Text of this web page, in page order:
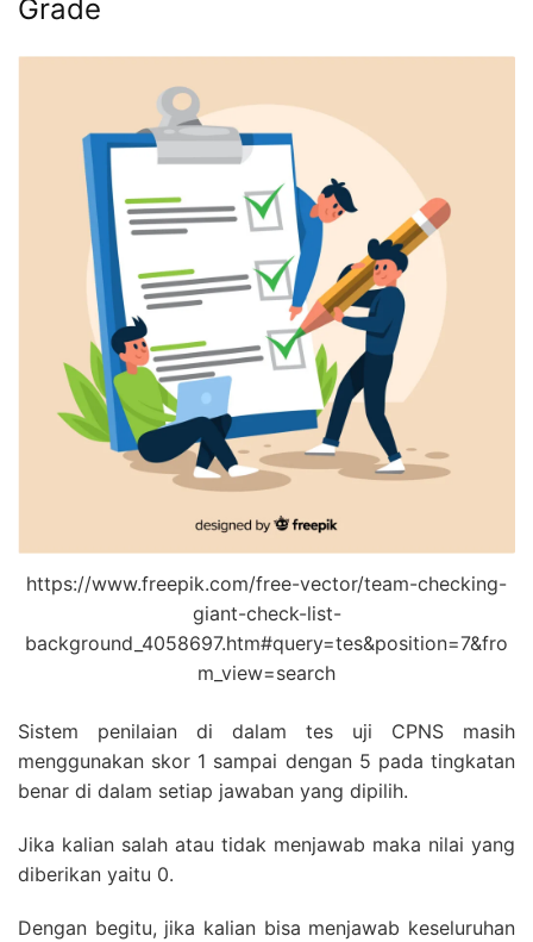
Grade
https://www.freepik.com/free-vector/team-checking-
giant-check-list-
background_4058697.htm#query=tes&position=7&fro
m_view=search
Sistem penilaian di dalam tes uji CPNS masih
menggunakan skor 1 sampai dengan 5 pada tingkatan
benar di dalam setiap jawaban yang dipilih.
Jika kalian salah atau tidak menjawab maka nilai yang
diberikan yaitu 0.
Dengan begitu, jika kalian bisa menjawab keseluruhan